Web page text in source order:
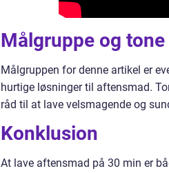
Målgruppe og
Målgruppen for denne artikel er
hurtige løsninger til aftensmad.
råd til at lave velsmagende og
Konklusion
At lave aftensmad på 30 min er